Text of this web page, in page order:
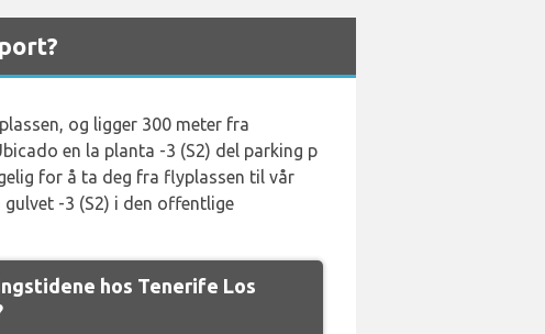
og ligger 300 meter fra
en la planta -3 (S2) del parking p
for å ta deg fra flyplassen til vår
-3 (S2) i den offentlige
hos Tenerife Los